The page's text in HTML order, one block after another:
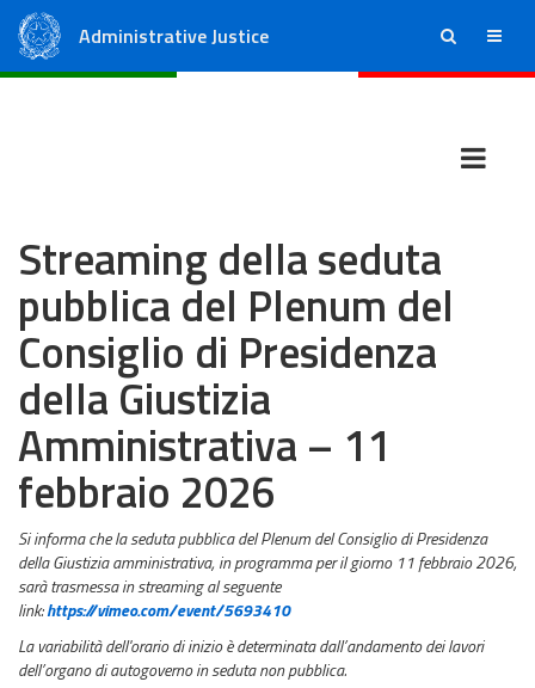
Administrative Justice ricerca menu
Streaming della seduta
pubblica del Plenum del
Consiglio di Presidenza
della Giustizia
Amministrativa – 11
febbraio 2026
Si informa che la seduta pubblica del Plenum del Consiglio di Presidenza
della Giustizia amministrativa, in programma per il giorno 11 febbraio 2026,
sarà trasmessa in streaming al seguente
link:https://vimeo.com/event/5693410
La variabilità dell'orario di inizio è determinata dall’andamento dei lavori
dell’organo di autogoverno in seduta non pubblica.